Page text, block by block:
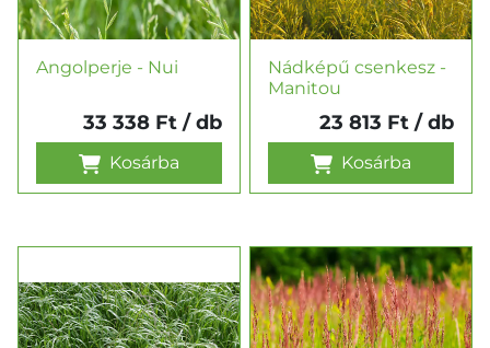
Angolperje - Nui
33 338 Ft / db
Kosárba
Nádképű csenkesz -
Manitou
23 813 Ft / db
Kosárba